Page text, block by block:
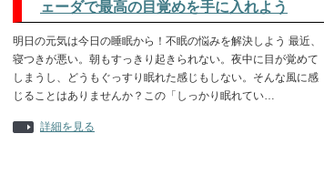
ェーダで最高の目覚めを手に入れよう
明日の元気は今日の睡眠から！不眠の悩みを解決しよう 最近、
寝つきが悪い。朝もすっきり起きられない。夜中に目が覚めて
しまうし、どうもぐっすり眠れた感じもしない。そんな風に感
じることはありませんか？この「しっかり眠れてい…
詳細を見る